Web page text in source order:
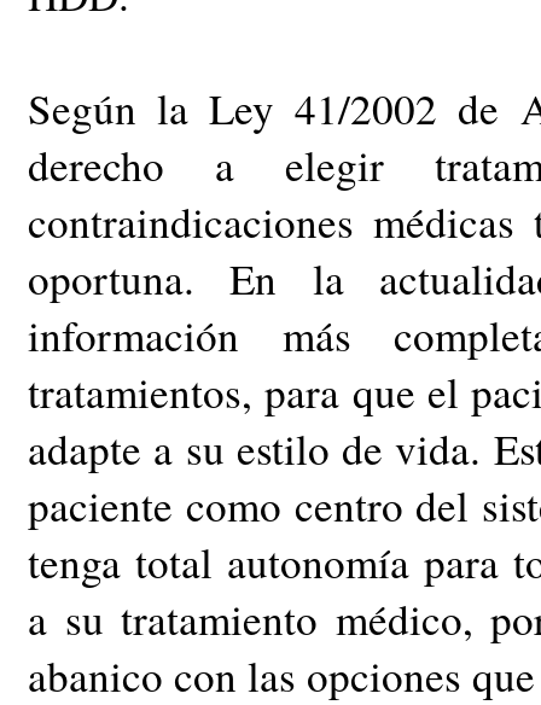
Según la Ley 41/2002 de
derecho a elegir
contraindicaciones
oportuna. En la
información más
tratamientos, para que el
adapte a su estilo de vida.
paciente como centro del
tenga total autonomía para
a su tratamiento médico,
abanico con las opciones